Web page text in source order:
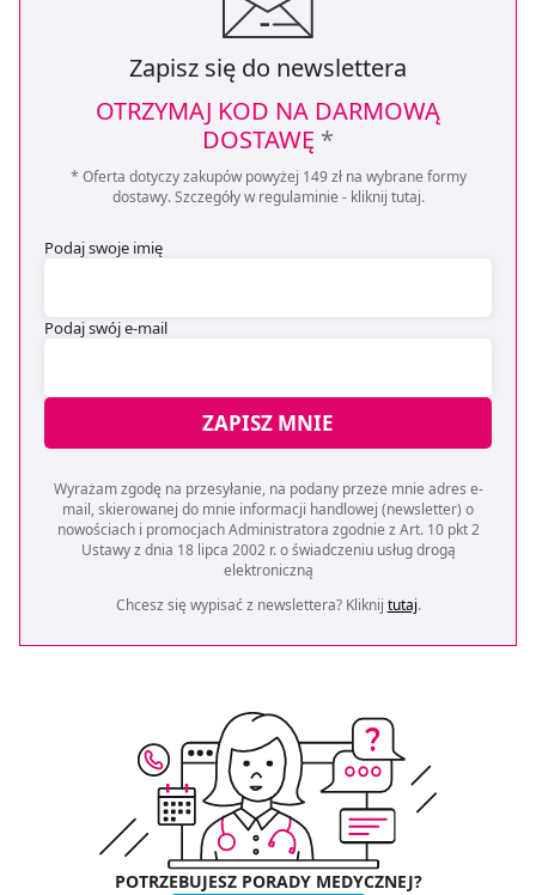
Zapisz się do newslettera
OTRZYMAJ KOD NA DARMOWĄ
DOSTAWĘ *
* Oferta dotyczy zakupów powyżej 149 zł na wybrane formy
dostawy. Szczegóły w regulaminie - kliknij tutaj.
Podaj swoje imię
Podaj swój e-mail
ZAPISZ MNIE
Wyrażam zgodę na przesyłanie, na podany przeze mnie adres e-
mail, skierowanej do mnie informacji handlowej (newsletter) o
nowościach i promocjach Administratora zgodnie z Art. 10 pkt 2
Ustawy z dnia 18 lipca 2002 r. o świadczeniu usług drogą
elektroniczną
Chcesz się wypisać z newslettera? Kliknij tutaj.
POTRZEBUJESZ PORADY MEDYCZNEJ?